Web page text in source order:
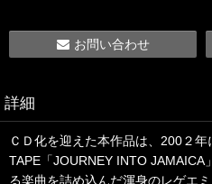
お問い合わせ
詳細
ＣＤ化を迎えた本作品は、200２
TAPE「JOURNEY INTO JAMAICA
る楽曲を詰め込んだ渾身のレゲエ